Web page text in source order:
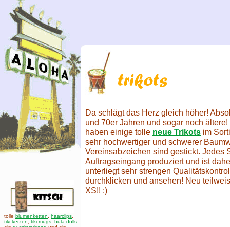
tolle blumenketten haarclips
tiki kerzen
tiki mugs hula dolls
Da schlägt das Herz gleich höher!
und 70er Jahren und sogar noch
haben einige tolle neue Trikots im
sehr hochwertiger und schwerer
Vereinsabzeichen sind gestickt. Jedes
Auftragseingang produziert und ist
unterliegt sehr strengen
durchklicken und ansehen! Neu
XS!! :)